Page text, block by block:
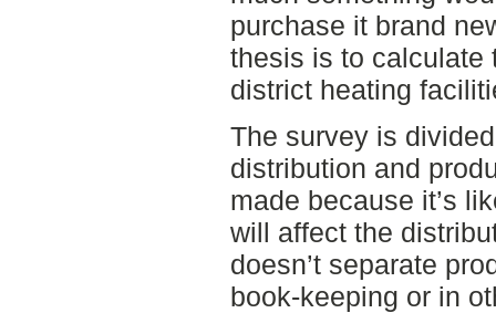
purchase it brand
thesis is to calculate
district heating
The survey is
distribution and
made because it’s
will affect the
doesn’t separate
book-keeping or in